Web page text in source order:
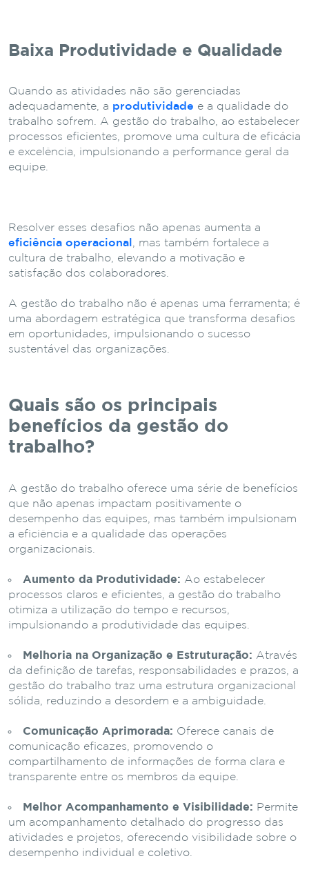
Baixa Produtividade e Qualidade
Quando as atividades não são gerenciadas
adequadamente, a produtividade e a qualidade do
trabalho sofrem. A gestão do trabalho, ao estabelecer
processos eficientes, promove uma cultura de eficácia
e excelência, impulsionando a performance geral da
equipe.
Resolver esses desafios não apenas aumenta a
eficiência operacional
, mas também fortalece a
cultura de trabalho, elevando a motivação e
satisfação dos colaboradores.
A gestão do trabalho não é apenas uma ferramenta; é
uma abordagem estratégica que transforma desafios
em oportunidades, impulsionando o sucesso
sustentável das organizações.
Quais são os principais
benefícios da gestão do
trabalho?
A gestão do trabalho oferece uma série de benefícios
que não apenas impactam positivamente o
desempenho das equipes, mas também impulsionam
a eficiência e a qualidade das operações
organizacionais.
Aumento da Produtividade: Ao estabelecer
processos claros e eficientes, a gestão do trabalho
otimiza a utilização do tempo e recursos,
impulsionando a produtividade das equipes.
Melhoria na Organização e Estruturação: Através
da definição de tarefas, responsabilidades e prazos, a
gestão do trabalho traz uma estrutura organizacional
sólida, reduzindo a desordem e a ambiguidade.
Comunicação Aprimorada: Oferece canais de
comunicação eficazes, promovendo o
compartilhamento de informações de forma clara e
transparente entre os membros da equipe.
Melhor Acompanhamento e Visibilidade: Permite
um acompanhamento detalhado do progresso das
atividades e projetos, oferecendo visibilidade sobre o
desempenho individual e coletivo.